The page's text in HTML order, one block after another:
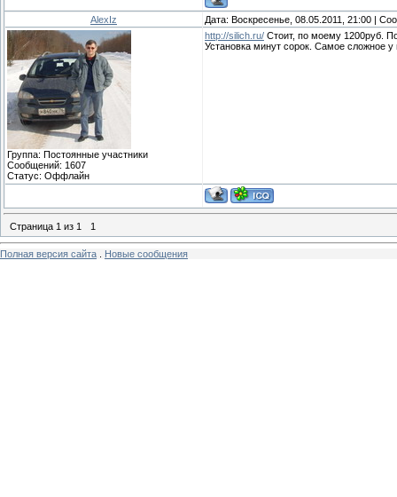
AlexIz Дата: Воскресенье, 08.05.2011, 21:00 |
Группа: Постоянные участники
Сообщений: 1607
Статус: Оффлайн
http://silich.ru/ Стоит, по моему 1200руб.
Установка минут сорок. Самое сложное у
Страница 1 из 1 1
Полная версия сайта Новые сообщения